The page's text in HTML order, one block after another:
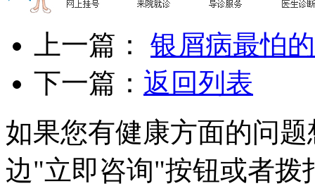
上一篇： 银屑病最怕
下一篇： 返回列表
如果您有健康方面的问
边"立即咨询"按钮或者拨